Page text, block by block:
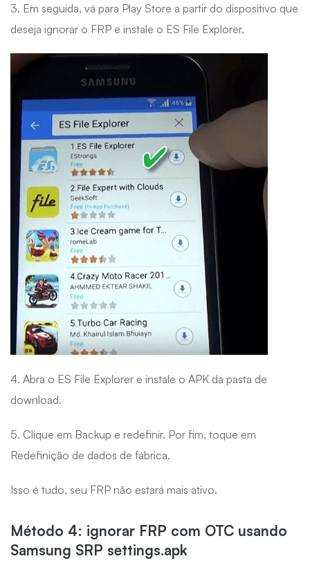
3. Em seguida, vá para Play Store a partir do dispositivo que
deseja ignorar o FRP e instale o ES File Explorer.
4. Abra o ES File Explorer e instale o APK da pasta de
download.
5. Clique em Backup e redefinir. Por fim, toque em
Redefinição de dados de fábrica.
Isso é tudo, seu FRP não estará mais ativo.
Método 4: ignorar FRP com OTC usando
Samsung SRP settings.apk